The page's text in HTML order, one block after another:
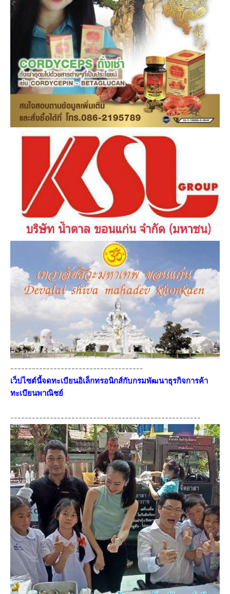
-------------------------------------
เว็ปไซต์นี้จดทะเบียนอิเล็กทรอนิกส์กับกรมพัฒนาธุรกิจการค้า
ทะเบียนพาณิชย์
-----------------------------------------------------